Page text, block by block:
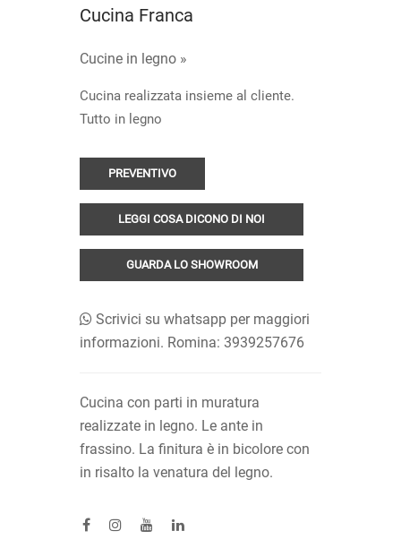
Cucina Franca
Cucine in legno »
Cucina realizzata insieme al cliente.
Tutto in legno
PREVENTIVO
LEGGI COSA DICONO DI NOI
GUARDA LO SHOWROOM
Scrivici su whatsapp per maggiori
informazioni. Romina: 3939257676
Cucina con parti in muratura
realizzate in legno. Le ante in
frassino. La finitura è in bicolore con
in risalto la venatura del legno.